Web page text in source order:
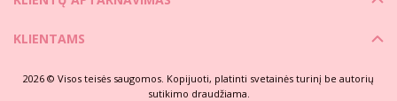
KLIENTAMS
2026 © Visos teisės saugomos. Kopijuoti, platinti svetainės turinį be autorių
sutikimo draudžiama.